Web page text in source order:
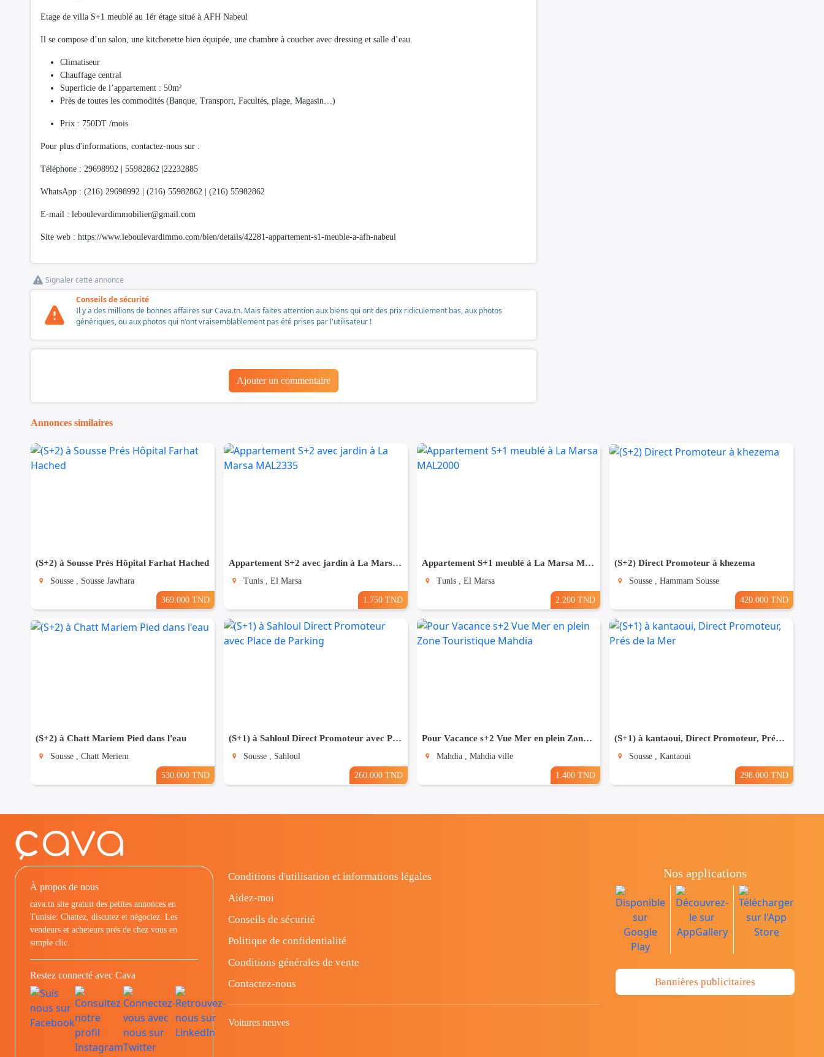
Etage de villa S+1 meublé au 1ér étage situé à AFH Nabeul
Il se compose d’un salon, une kitchenette bien équipée, une chambre à coucher avec dressing et salle d’eau.
Climatiseur
Chauffage central
Superficie de l’appartement : 50m²
Près de toutes les commodités (Banque, Transport, Facultés, plage, Magasin…)
Prix : 750DT /mois
Pour plus d'informations, contactez-nous sur :
Téléphone : 29698992 | 55982862 |22232885
WhatsApp : (216) 29698992 | (216) 55982862 | (216) 55982862
E-mail : leboulevardimmobilier@gmail.com
Site web : https://www.leboulevardimmo.com/bien/details/42281-appartement-s1-meuble-a-afh-nabeul
Signaler cette annonce
Conseils de sécurité
Il y a des millions de bonnes affaires sur Cava.tn. Mais faites attention aux biens qui ont des prix ridiculement bas, aux photos
génériques, ou aux photos qui n'ont vraisemblablement pas été prises par l'utilisateur !
Ajouter un commentaire
Annonces similaires
(S+2) à Sousse Prés Hôpital Farhat Hached
Sousse , Sousse Jawhara
369.000 TND
Appartement S+2 avec jardin à La Marsa MAL2335
Tunis , El Marsa
1.750 TND
Appartement S+1 meublé à La Marsa MAL2000
Tunis , El Marsa
2.200 TND
(S+2) Direct Promoteur à khezema
Sousse , Hammam Sousse
420.000 TND
(S+2) à Chatt Mariem Pied dans l'eau
Sousse , Chatt Meriem
530.000 TND
(S+1) à Sahloul Direct Promoteur avec Place de Parking
Sousse , Sahloul
260.000 TND
Pour Vacance s+2 Vue Mer en plein Zone Touristique Mahdia
Mahdia , Mahdia ville
1.400 TND
(S+1) à kantaoui, Direct Promoteur, Prés de la Mer
Sousse , Kantaoui
298.000 TND
À propos de nous
cava.tn site gratuit des petites annonces en
Tunisie: Chattez, discutez et négociez. Les
vendeurs et acheteurs prés de chez vous en
simple clic.
Restez connecté avec Cava
Conditions d'utilisation et informations légales
Aidez-moi
Conseils de sécurité
Politique de confidentialité
Conditions générales de vente
Contactez-nous
Voitures neuves
Nos applications
Bannières publicitaires